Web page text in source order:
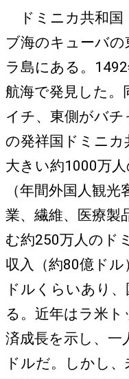
ドミニカ共和国
ブ海のキューバ
ラ島にある。
航海で発見した。
イチ、東側がバ
の発祥国ドミニカ
大きい約1000万
（年間外国人観
業、繊維、医療製
む約250万人のド
収入（約80億ド
ドルくらいあり
る。近年はラ米
済成長を示し、一
ドルだ。しかし、